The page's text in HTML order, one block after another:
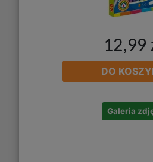
12,99
DO
Galeria